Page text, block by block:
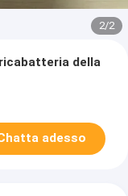
2/2
della
adesso